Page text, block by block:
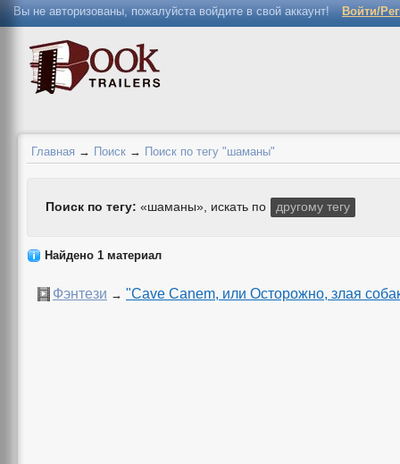
Вы не авторизованы, пожалуйста войдите в свой аккаунт! Войти/
Главная → Поиск → Поиск по тегу "шаманы"
Поиск по тегу: «шаманы», искать по другому тегу
Найдено 1 материал
Фэнтези → "Cave Canem, или Осторожно, злая